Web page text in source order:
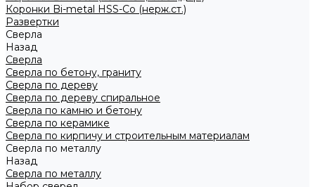
Коронки Bi-metal HSS-Co (нерж.ст.)
Развертки
Сверла
Назад
Сверла
Сверла по бетону, граниту
Сверла по дереву
Сверла по дереву спиральное
Сверла по камню и бетону
Сверла по керамике
Сверла по кирпичу и строительным материалам
Сверла по металлу
Назад
Сверла по металлу